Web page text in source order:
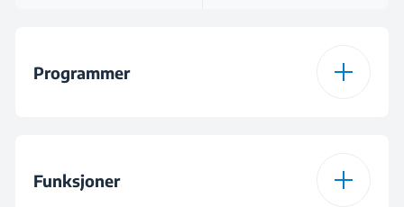
Programmer
Funksjoner